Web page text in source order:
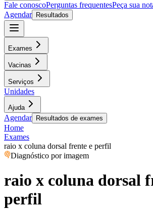
Fale conoscoPerguntas frequentesPeça sua
Agendar
Resultados
Exames
Vacinas
Serviços
Unidades
Ajuda
Agendar Resultados de exames
Home
Exames
raio x coluna dorsal frente e perfil
Diagnóstico por imagem
raio x coluna dorsal
perfil